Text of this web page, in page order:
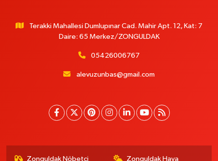
Terakki Mahallesi Dumlupınar Cad. Mahir Apt. 12, Kat: 7
Daire: 65 Merkez/ZONGULDAK
05426006767
alevuzunbas@gmail.com
Zonguldak Nöbetçi
Zonguldak Hava